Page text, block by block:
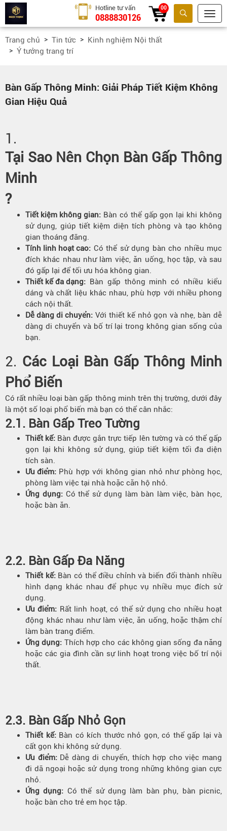
Tìm kiếm
Hotline tư vấn
0888830126
00
Trang chủ Tin tức
Kinh nghiệm Nội thất
Ý tưởng trang trí
Bàn Gấp Thông Minh: Giải Pháp Tiết Kiệm Không
Gian Hiệu Quả
1.
Tại Sao Nên Chọn Bàn Gấp Thông
Minh
?
Tiết kiệm không gian: Bàn có thể gấp gọn lại khi không
sử dụng, giúp tiết kiệm diện tích phòng và tạo không
gian thoáng đãng.
Tính linh hoạt cao: Có thể sử dụng bàn cho nhiều mục
đích khác nhau như làm việc, ăn uống, học tập, và sau
đó gấp lại để tối ưu hóa không gian.
Thiết kế đa dạng: Bàn gấp thông minh có nhiều kiểu
dáng và chất liệu khác nhau, phù hợp với nhiều phong
cách nội thất.
Dễ dàng di chuyển: Với thiết kế nhỏ gọn và nhẹ, bàn dễ
dàng di chuyển và bố trí lại trong không gian sống của
bạn.
2. Các Loại Bàn Gấp Thông Minh
Phổ Biến
Có rất nhiều loại bàn gấp thông minh trên thị trường, dưới đây
là một số loại phổ biến mà bạn có thể cân nhắc:
2.1. Bàn Gấp Treo Tường
Thiết kế: Bàn được gắn trực tiếp lên tường và có thể gấp
gọn lại khi không sử dụng, giúp tiết kiệm tối đa diện
tích sàn.
Ưu điểm: Phù hợp với không gian nhỏ như phòng học,
phòng làm việc tại nhà hoặc căn hộ nhỏ.
Ứng dụng:Có thể sử dụng làm bàn làm việc, bàn học,
hoặc bàn ăn.
2.2. Bàn Gấp Đa Năng
Thiết kế:Bàn có thể điều chỉnh và biến đổi thành nhiều
hình dạng khác nhau để phục vụ nhiều mục đích sử
dụng.
Ưu điểm: Rất linh hoạt, có thể sử dụng cho nhiều hoạt
động khác nhau như làm việc, ăn uống, hoặc thậm chí
làm bàn trang điểm.
Ứng dụng: Thích hợp cho các không gian sống đa năng
hoặc các gia đình cần sự linh hoạt trong việc bố trí nội
thất.
2.3. Bàn Gấp Nhỏ Gọn
Thiết kế:Bàn có kích thước nhỏ gọn, có thể gấp lại và
cất gọn khi không sử dụng.
Ưu điểm:Dễ dàng di chuyển, thích hợp cho việc mang
đi dã ngoại hoặc sử dụng trong những không gian cực
nhỏ.
Ứng dụng: Có thể sử dụng làm bàn phụ, bàn picnic,
hoặc bàn cho trẻ em học tập.